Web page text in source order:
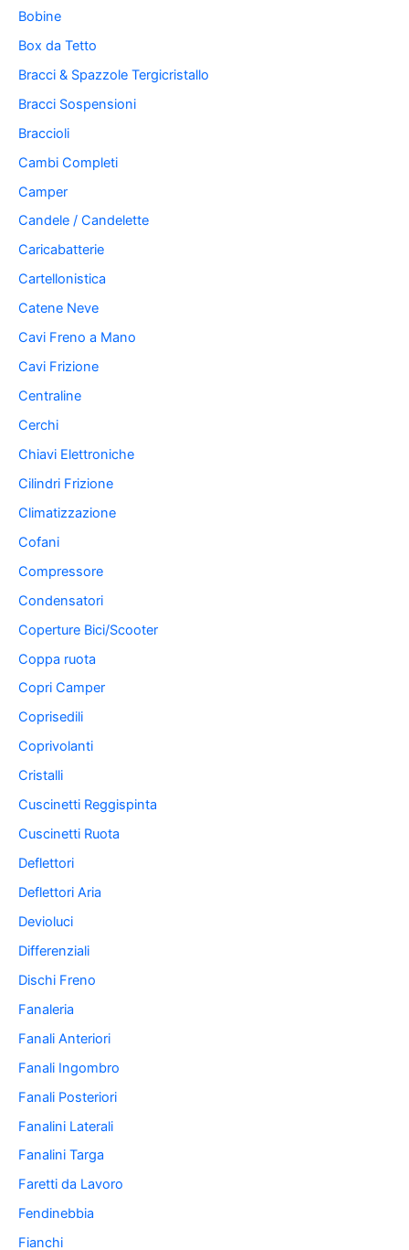
Bobine
Box da Tetto
Bracci & Spazzole Tergicristallo
Bracci Sospensioni
Braccioli
Cambi Completi
Camper
Candele / Candelette
Caricabatterie
Cartellonistica
Catene Neve
Cavi Freno a Mano
Cavi Frizione
Centraline
Cerchi
Chiavi Elettroniche
Cilindri Frizione
Climatizzazione
Cofani
Compressore
Condensatori
Coperture Bici/Scooter
Coppa ruota
Copri Camper
Coprisedili
Coprivolanti
Cristalli
Cuscinetti Reggispinta
Cuscinetti Ruota
Deflettori
Deflettori Aria
Devioluci
Differenziali
Dischi Freno
Fanaleria
Fanali Anteriori
Fanali Ingombro
Fanali Posteriori
Fanalini Laterali
Fanalini Targa
Faretti da Lavoro
Fendinebbia
Fianchi